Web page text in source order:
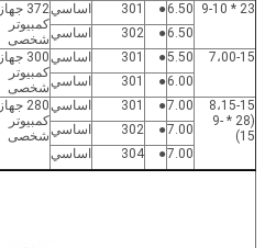
23 * 9-10
6.50
●
301 اساسي
372 جهاز
كمبيوتر
شخصى
6.50
●
302
اساسي
7،00-15
5.50
●
301 اساسي
300 جهاز
كمبيوتر
شخصى
6.00
●
301
اساسي
8،15-15
(28 * 9-
15)
7.00
●
301 اساسي
280 جهاز
كمبيوتر
شخصى
7.00
●
302
اساسي
7.00
●
304 اساسي